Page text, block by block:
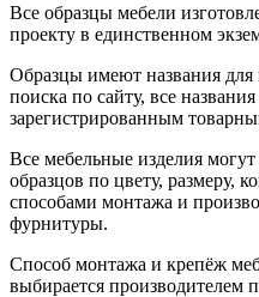
Все образцы мебели
проекту в единственном
Образцы имеют названия для
поиска по сайту, все
зарегистрированным
Все мебельные изделия
образцов по цвету, размеру,
способами монтажа и
фурнитуры.
Способ монтажа и крепёж
выбирается производителем